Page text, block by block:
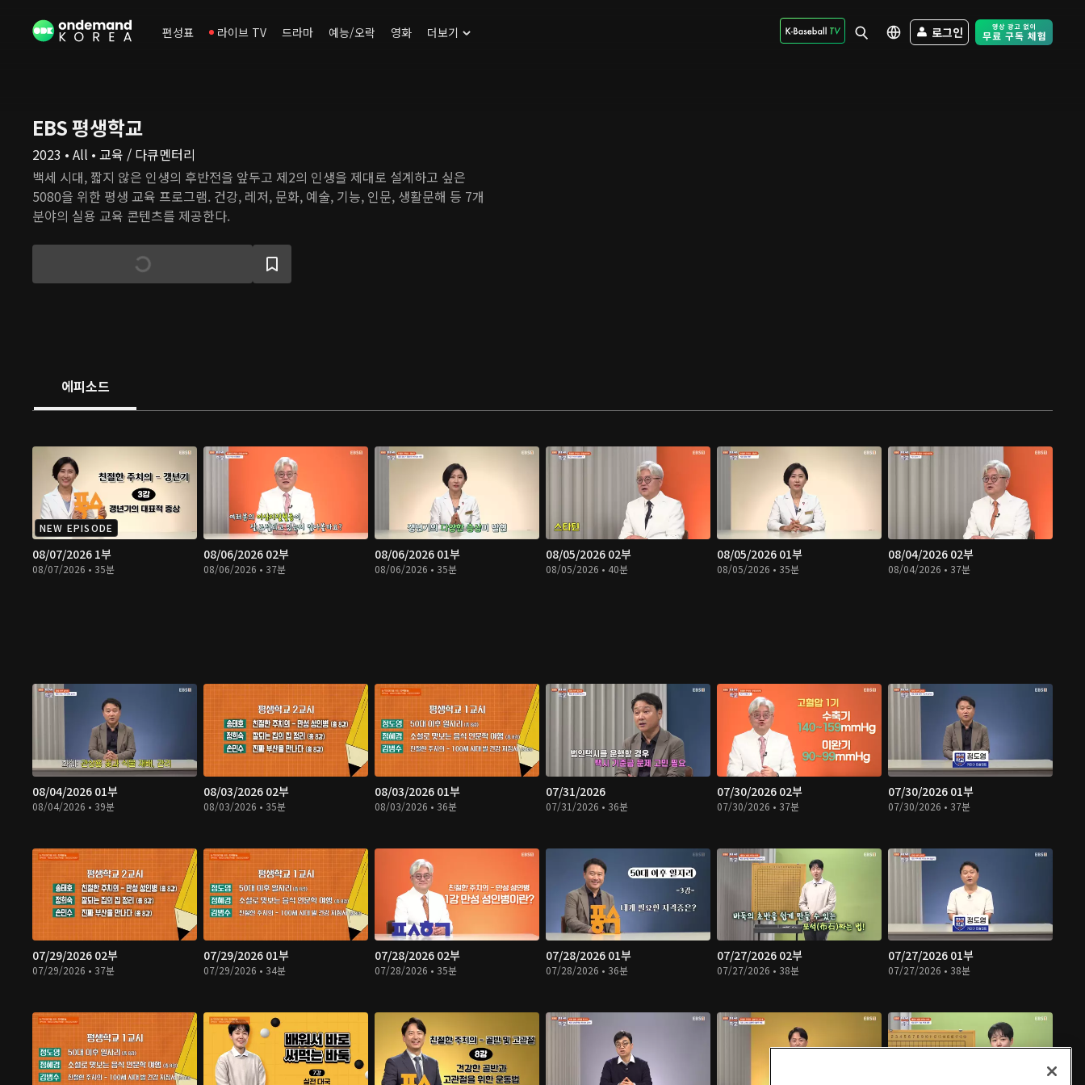
편성표 라이브 TV 드라마 예능/오락 영화 더보기 로그인 Free Trial -
EBS 평생학교
2023 • All • 교육 / 다큐멘터리
백세 시대, 짧지 않은 인생의 후반전을 앞두고 제2의 인생을 제대로 설계하고 싶은
5080을 위한 평생 교육 프로그램. 건강, 레저, 문화, 예술, 기능, 인문, 생활문해 등 7개
분야의 실용 교육 콘텐츠를 제공한다.
에피소드
NEW EPISODE
08/07/2026 1부
08/07/2026 • 35분
08/06/2026 02부
08/06/2026 • 37분
08/06/2026 01부
08/06/2026 • 35분
08/05/2026 02부
08/05/2026 • 40분
08/05/2026 01부
08/05/2026 • 35분
08/04/2026 02부
08/04/2026 • 37분
08/04/2026 01부
08/04/2026 • 39분
08/03/2026 02부
08/03/2026 • 35분
08/03/2026 01부
08/03/2026 • 36분
07/31/2026
07/31/2026 • 36분
07/30/2026 02부
07/30/2026 • 37분
07/30/2026 01부
07/30/2026 • 37분
07/29/2026 02부
07/29/2026 • 37분
07/29/2026 01부
07/29/2026 • 34분
07/28/2026 02부
07/28/2026 • 35분
07/28/2026 01부
07/28/2026 • 36분
07/27/2026 02부
07/27/2026 • 38분
07/27/2026 01부
07/27/2026 • 38분